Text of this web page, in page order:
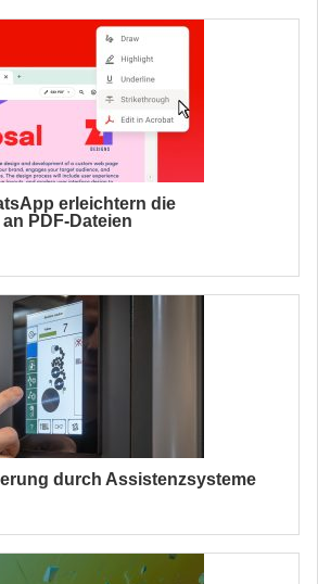
erleichtern die
PDF-Dateien
durch Assistenzsysteme